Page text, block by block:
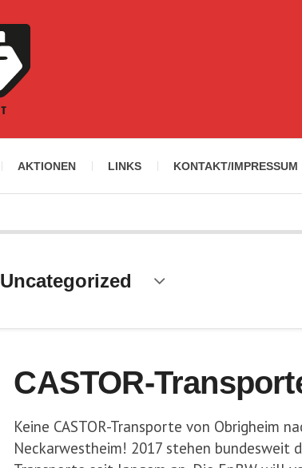
AKTIONEN LINKS KONTAKT/IMPRESSUM
Uncategorized
CASTOR-
Keine CASTOR-Transporte von Obrigheim
Neckarwestheim! 2017 stehen bundesweit